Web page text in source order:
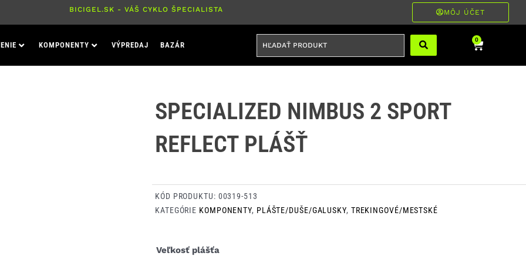
BICIGEL.SK - VÁŠ CYKLO ŠPECIALISTA MÔJ ÚČET
KOMPONENTY VÝPREDAJ BAZÁR
HĽADAŤ
PRODUKT
0
Cart
SPECIALIZED NIMBUS 2 SPORT
REFLECT PLÁŠŤ
KÓD PRODUKTU: 00319-513
KATEGÓRIE KOMPONENTY, PLÁŠTE/DUŠE/GALUSKY, TREKINGOVÉ/MESTSKÉ
Veľkosť plášťa
množstvo